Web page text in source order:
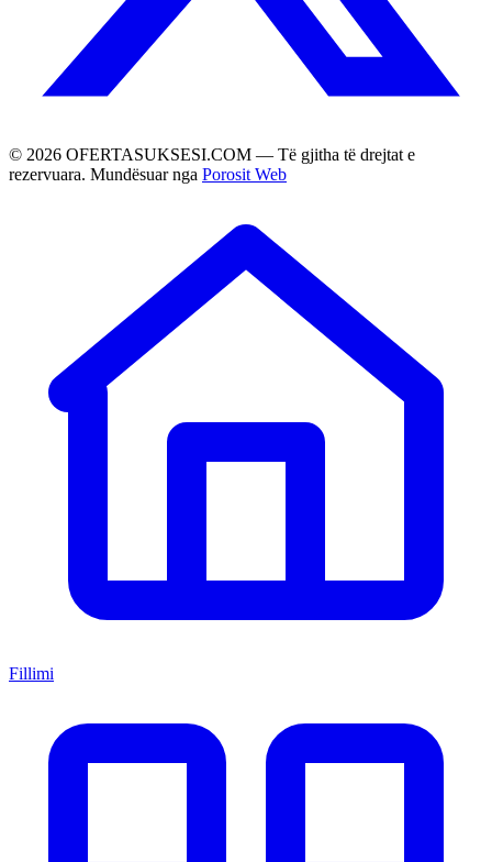
© 2026 OFERTASUKSESI.COM — Të gjitha të drejtat e
rezervuara. Mundësuar nga Porosit Web
Fillimi